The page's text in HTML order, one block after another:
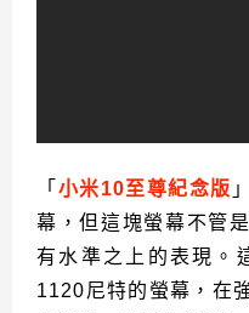
「 小米10至尊紀念版
幕，但這塊螢幕不管
有水準之上的表現。
1120尼特的螢幕，在